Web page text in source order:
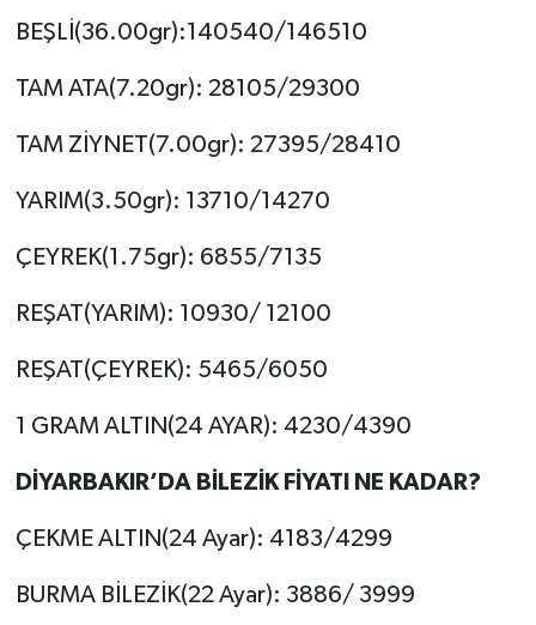
BEŞLİ(36.00gr):140540/146510
TAM ATA(7.20gr): 28105/29300
TAM ZİYNET(7.00gr): 27395/28410
YARIM(3.50gr): 13710/14270
ÇEYREK(1.75gr): 6855/7135
REŞAT(YARIM): 10930/ 12100
REŞAT(ÇEYREK): 5465/6050
1 GRAM ALTIN(24 AYAR): 4230/4390
DİYARBAKIR’DA BİLEZİK FİYATI NE KADAR?
ÇEKME ALTIN(24 Ayar): 4183/4299
BURMA BİLEZİK(22 Ayar): 3886/ 3999